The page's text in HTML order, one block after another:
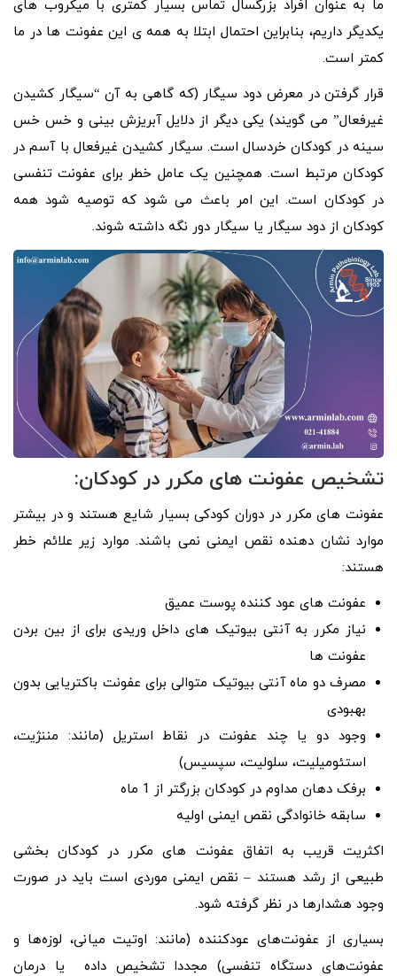
ما به عنوان افراد بزرگسال تماس بسیار کمتری با میکروب های
یکدیگر داریم، بنابراین احتمال ابتلا به همه ی این عفونت ها در ما
کمتر است.
قرار گرفتن در معرض دود سیگار (که گاهی به آن “سیگار کشیدن
غیرفعال” می گویند) یکی دیگر از دلایل آبریزش بینی و خس خس
سینه در کودکان خردسال است. سیگار کشیدن غیرفعال با آسم در
کودکان مرتبط است. همچنین یک عامل خطر برای عفونت تنفسی
در کودکان است. این امر باعث می شود که توصیه شود همه
کودکان از دود سیگار یا سیگار دور نگه داشته شوند.
تشخیص عفونت های مکرر در کودکان:
عفونت های مکرر در دوران کودکی بسیار شایع هستند و در بیشتر
موارد نشان دهنده نقص ایمنی نمی باشند. موارد زیر علائم خطر
هستند:
عفونت های عود کننده پوست عمیق
نیاز مکرر به آنتی بیوتیک های داخل وریدی برای از بین بردن
عفونت ها
مصرف دو ماه آنتی بیوتیک متوالی برای عفونت باکتریایی بدون
بهبودی
وجود دو یا چند عفونت در نقاط استریل (مانند: مننژیت،
استئومیلیت، سلولیت، سپسیس)
برفک دهان مداوم در کودکان بزرگتر از 1 ماه
سابقه خانوادگی نقص ایمنی اولیه
اکثریت قریب به اتفاق عفونت های مکرر در کودکان بخشی
طبیعی از رشد هستند – نقص ایمنی موردی است باید در صورت
وجود هشدارها در نظر گرفته شود.
بسیاری از عفونت‌های عودکننده (مانند: اوتیت میانی، لوزه‌ها و
عفونت‌های دستگاه تنفسی) مجددا تشخیص داده یا درمان